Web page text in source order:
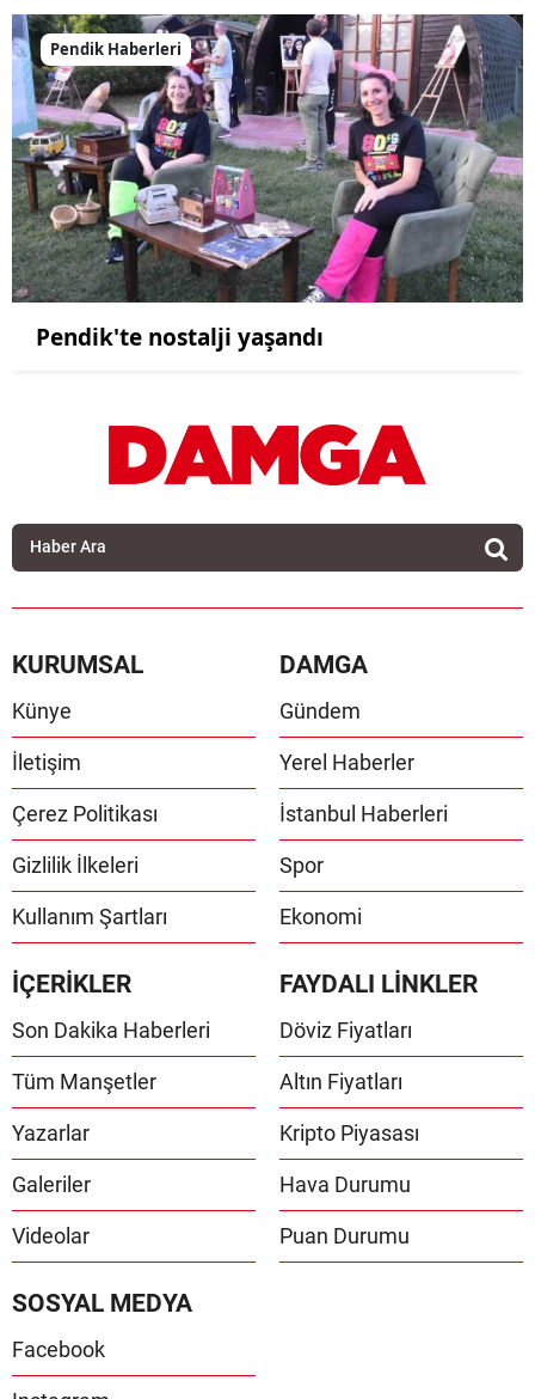
Pendik Haberleri
Pendik'te nostalji yaşandı
KURUMSAL
Künye
İletişim
Çerez Politikası
Gizlilik İlkeleri
Kullanım Şartları
DAMGA
Gündem
Yerel Haberler
İstanbul Haberleri
Spor
Ekonomi
İÇERİKLER
Son Dakika Haberleri
Tüm Manşetler
Yazarlar
Galeriler
Videolar
FAYDALI LİNKLER
Döviz Fiyatları
Altın Fiyatları
Kripto Piyasası
Hava Durumu
Puan Durumu
SOSYAL MEDYA
Facebook